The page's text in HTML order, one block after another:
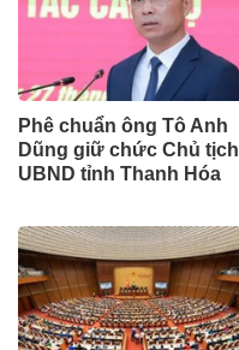
Phê chuẩn ông Tô Anh
Dũng giữ chức Chủ tịch
UBND tỉnh Thanh Hóa